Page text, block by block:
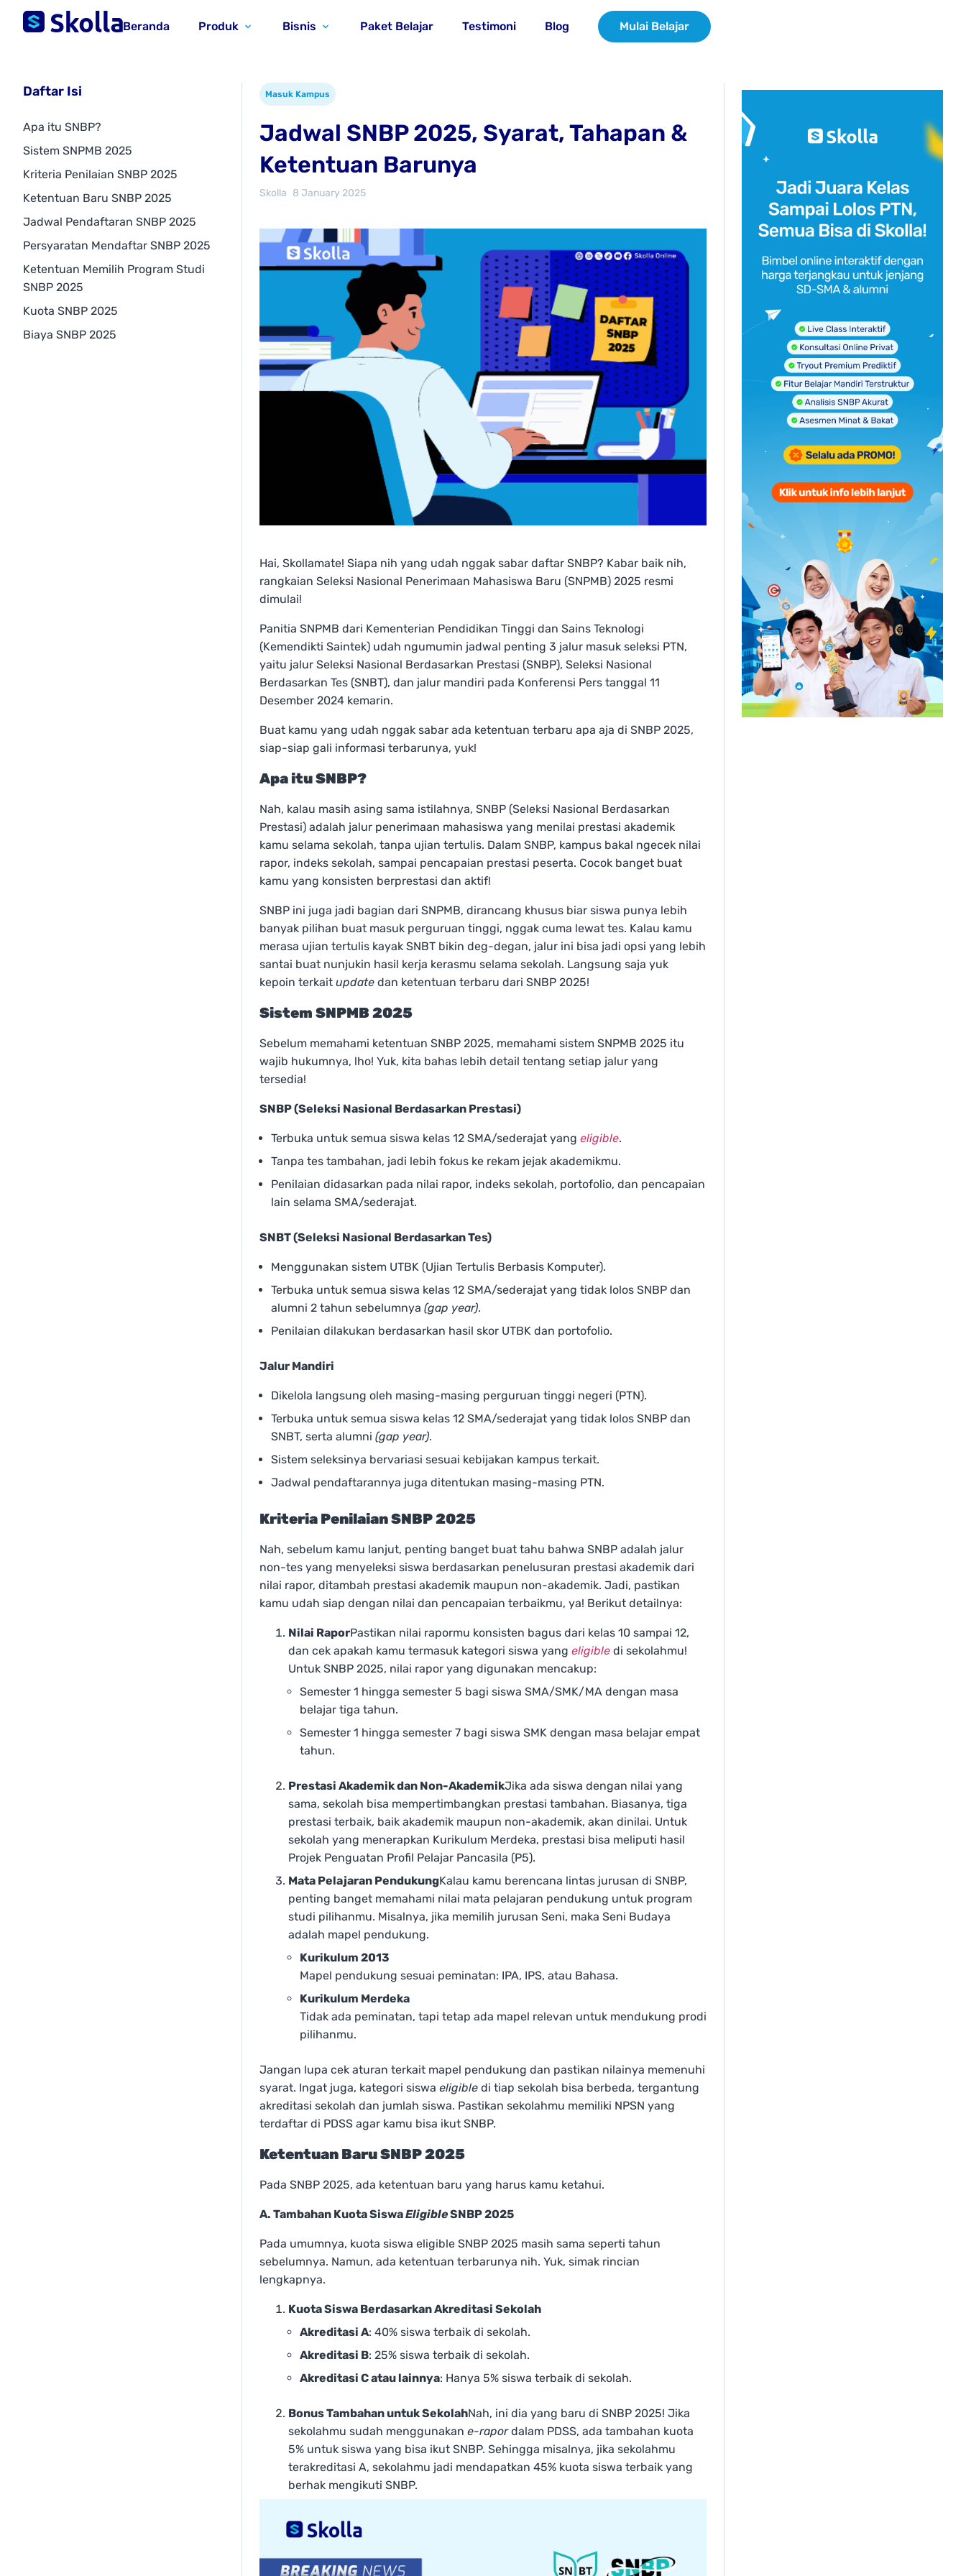
Beranda Produk Bisnis Paket Belajar Testimoni Blog Mulai Belajar
Daftar Isi
Apa itu SNBP?
Sistem SNPMB 2025
Kriteria Penilaian SNBP 2025
Ketentuan Baru SNBP 2025
Jadwal Pendaftaran SNBP 2025
Persyaratan Mendaftar SNBP 2025
Ketentuan Memilih Program Studi
SNBP 2025
Kuota SNBP 2025
Biaya SNBP 2025
Masuk Kampus
Jadwal SNBP 2025, Syarat, Tahapan &
Ketentuan Barunya
Skolla 8 January 2025
Hai, Skollamate! Siapa nih yang udah nggak sabar daftar SNBP? Kabar baik nih,
rangkaian Seleksi Nasional Penerimaan Mahasiswa Baru (SNPMB) 2025 resmi
dimulai!
Panitia SNPMB dari Kementerian Pendidikan Tinggi dan Sains Teknologi
(Kemendikti Saintek) udah ngumumin jadwal penting 3 jalur masuk seleksi PTN,
yaitu jalur Seleksi Nasional Berdasarkan Prestasi (SNBP), Seleksi Nasional
Berdasarkan Tes (SNBT), dan jalur mandiri pada Konferensi Pers tanggal 11
Desember 2024 kemarin.
Buat kamu yang udah nggak sabar ada ketentuan terbaru apa aja di SNBP 2025,
siap-siap gali informasi terbarunya, yuk!
Apa itu SNBP?
Nah, kalau masih asing sama istilahnya, SNBP (Seleksi Nasional Berdasarkan
Prestasi) adalah jalur penerimaan mahasiswa yang menilai prestasi akademik
kamu selama sekolah, tanpa ujian tertulis. Dalam SNBP, kampus bakal ngecek nilai
rapor, indeks sekolah, sampai pencapaian prestasi peserta. Cocok banget buat
kamu yang konsisten berprestasi dan aktif!
SNBP ini juga jadi bagian dari SNPMB, dirancang khusus biar siswa punya lebih
banyak pilihan buat masuk perguruan tinggi, nggak cuma lewat tes. Kalau kamu
merasa ujian tertulis kayak SNBT bikin deg-degan, jalur ini bisa jadi opsi yang lebih
santai buat nunjukin hasil kerja kerasmu selama sekolah. Langsung saja yuk
kepoin terkait update dan ketentuan terbaru dari SNBP 2025!
Sistem SNPMB 2025
Sebelum memahami ketentuan SNBP 2025, memahami sistem SNPMB 2025 itu
wajib hukumnya, lho! Yuk, kita bahas lebih detail tentang setiap jalur yang
tersedia!
SNBP (Seleksi Nasional Berdasarkan Prestasi)
Terbuka untuk semua siswa kelas 12 SMA/sederajat yang eligible.
Tanpa tes tambahan, jadi lebih fokus ke rekam jejak akademikmu.
Penilaian didasarkan pada nilai rapor, indeks sekolah, portofolio, dan pencapaian
lain selama SMA/sederajat.
SNBT (Seleksi Nasional Berdasarkan Tes)
Menggunakan sistem UTBK (Ujian Tertulis Berbasis Komputer).
Terbuka untuk semua siswa kelas 12 SMA/sederajat yang tidak lolos SNBP dan
alumni 2 tahun sebelumnya (gap year).
Penilaian dilakukan berdasarkan hasil skor UTBK dan portofolio.
Jalur Mandiri
Dikelola langsung oleh masing-masing perguruan tinggi negeri (PTN).
Terbuka untuk semua siswa kelas 12 SMA/sederajat yang tidak lolos SNBP dan
SNBT, serta alumni (gap year).
Sistem seleksinya bervariasi sesuai kebijakan kampus terkait.
Jadwal pendaftarannya juga ditentukan masing-masing PTN.
Kriteria Penilaian SNBP 2025
Nah, sebelum kamu lanjut, penting banget buat tahu bahwa SNBP adalah jalur
non-tes yang menyeleksi siswa berdasarkan penelusuran prestasi akademik dari
nilai rapor, ditambah prestasi akademik maupun non-akademik. Jadi, pastikan
kamu udah siap dengan nilai dan pencapaian terbaikmu, ya! Berikut detailnya:
Nilai RaporPastikan nilai rapormu konsisten bagus dari kelas 10 sampai 12,
dan cek apakah kamu termasuk kategori siswa yang eligible di sekolahmu!
Untuk SNBP 2025, nilai rapor yang digunakan mencakup:
Semester 1 hingga semester 5 bagi siswa SMA/SMK/MA dengan masa
belajar tiga tahun.
Semester 1 hingga semester 7 bagi siswa SMK dengan masa belajar empat
tahun.
Prestasi Akademik dan Non-AkademikJika ada siswa dengan nilai yang
sama, sekolah bisa mempertimbangkan prestasi tambahan. Biasanya, tiga
prestasi terbaik, baik akademik maupun non-akademik, akan dinilai. Untuk
sekolah yang menerapkan Kurikulum Merdeka, prestasi bisa meliputi hasil
Projek Penguatan Profil Pelajar Pancasila (P5).
Mata Pelajaran PendukungKalau kamu berencana lintas jurusan di SNBP,
penting banget memahami nilai mata pelajaran pendukung untuk program
studi pilihanmu. Misalnya, jika memilih jurusan Seni, maka Seni Budaya
adalah mapel pendukung.
Kurikulum 2013
Mapel pendukung sesuai peminatan: IPA, IPS, atau Bahasa.
Kurikulum Merdeka
Tidak ada peminatan, tapi tetap ada mapel relevan untuk mendukung prodi
pilihanmu.
Jangan lupa cek aturan terkait mapel pendukung dan pastikan nilainya memenuhi
syarat. Ingat juga, kategori siswa eligible di tiap sekolah bisa berbeda, tergantung
akreditasi sekolah dan jumlah siswa. Pastikan sekolahmu memiliki NPSN yang
terdaftar di PDSS agar kamu bisa ikut SNBP.
Ketentuan Baru SNBP 2025
Pada SNBP 2025, ada ketentuan baru yang harus kamu ketahui.
A. Tambahan Kuota SiswaEligibleSNBP 2025
Pada umumnya, kuota siswa eligible SNBP 2025 masih sama seperti tahun
sebelumnya. Namun, ada ketentuan terbarunya nih. Yuk, simak rincian
lengkapnya.
Kuota Siswa Berdasarkan Akreditasi Sekolah
Akreditasi A: 40% siswa terbaik di sekolah.
Akreditasi B: 25% siswa terbaik di sekolah.
Akreditasi C atau lainnya: Hanya 5% siswa terbaik di sekolah.
Bonus Tambahan untuk SekolahNah, ini dia yang baru di SNBP 2025! Jika
sekolahmu sudah menggunakan e-rapordalam PDSS, ada tambahan kuota
5% untuk siswa yang bisa ikut SNBP. Sehingga misalnya, jika sekolahmu
terakreditasi A, sekolahmu jadi mendapatkan 45% kuota siswa terbaik yang
berhak mengikuti SNBP.